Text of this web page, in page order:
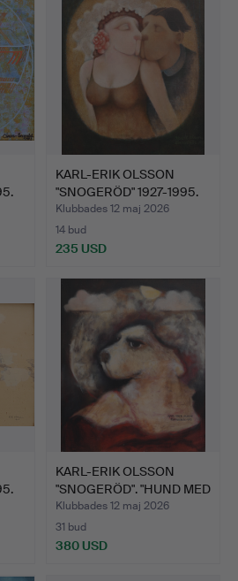
KARL-ERIK OLSSON
"SNOGERÖD" 1927-1995.
OLJ…
Klubbades 12 maj 2026
14 bud
235 USD
KARL-ERIK OLSSON
"SNOGERÖD". "HUND MED
MOL…
Klubbades 12 maj 2026
31 bud
380 USD